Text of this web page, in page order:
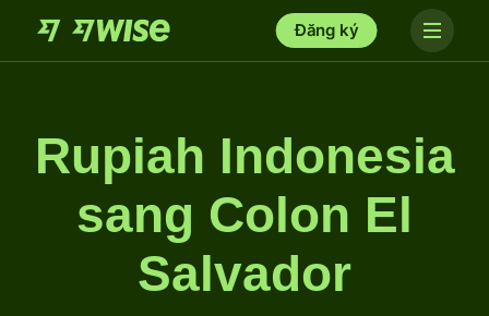
Đăng ký
Rupiah Indonesia
sang Colon El
Salvador